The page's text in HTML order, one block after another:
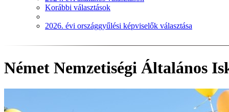
Korábbi választások
2026. évi országgyűlési képviselők választása
Német Nemzetiségi Általános